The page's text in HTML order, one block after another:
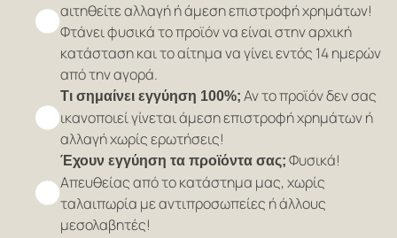
αιτηθείτε αλλαγή ή άμεση επιστροφή χρημάτων!
Φτάνει φυσικά το προϊόν να είναι στην αρχική
κατάσταση και το αίτημα να γίνει εντός 14 ημερών
από την αγορά.
Τι σημαίνει εγγύηση 100%; Αν το προϊόν δεν σας
ικανοποιεί γίνεται άμεση επιστροφή χρημάτων ή
αλλαγή χωρίς ερωτήσεις!
Έχουν εγγύηση τα προϊόντα σας; Φυσικά!
Απευθείας από το κατάστημα μας, χωρίς
ταλαιπωρία με αντιπροσωπείες ή άλλους
μεσολαβητές!